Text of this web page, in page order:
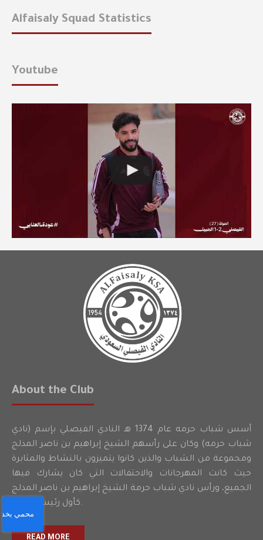
Alfaisaly Squad Statistics
Youtube
About the Club
أسس شباب حرمه عام 1374 هـ النادي الفيصلي بإسم (نادي
شباب حرمه) وكان على رأسهم الشيخ إبراهيم بن ناصر المدلج
ومجموعة من الشباب والذين كانوا يتميزون بالنشاط والمثابرة
حيث كانت المهرجانات والاحتفالات التي كان يشارك فيها
الجميع، ورأس نادي شباب حرمة الشيخ إبراهيم بن ناصر المدلج
كأول رئيس للنادي.
READ MORE